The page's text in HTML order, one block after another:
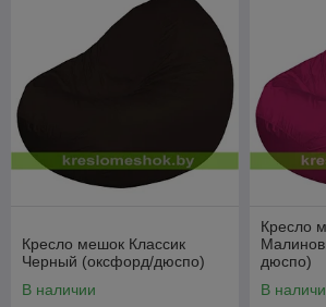
Кресло мешок Классик
Черный (оксфорд/дюспо)
В наличии
Кресло
дюспо)
В